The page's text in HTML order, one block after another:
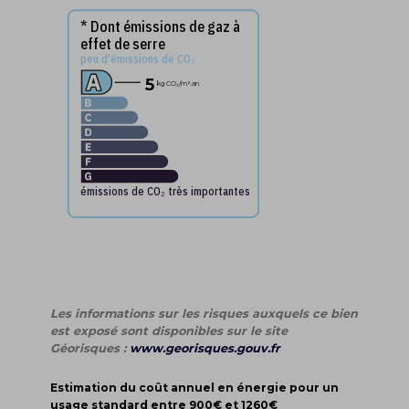
* Dont émissions de gaz à
effet de serre
peu d'émissions de CO₂
émissions de CO₂ très importantes
5 kg CO₂/m².an
Les informations sur les risques auxquels ce bien
est exposé sont disponibles sur le site
Géorisques : www.georisques.gouv.fr
Estimation du coût annuel en énergie pour un
usage standard entre 900€ et 1260€